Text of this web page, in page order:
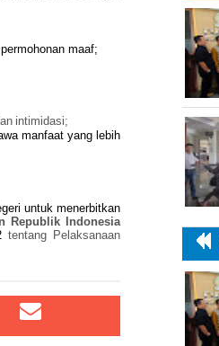
maaf;
intimidasi;
manfaat yang lebih
untuk menerbitkan
Republik Indonesia
tentang Pelaksanaan